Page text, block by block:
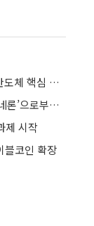
에스오에스랩, ‘22나노 SPAD’ 설계 착수…반도체 핵심 센서 국산화 ‘승부수’
나노엔텍, 세포 대량 분석 자동화 로봇 ‘리제네론’으로부터 구매주문 수령
제 시작
블코인 확장